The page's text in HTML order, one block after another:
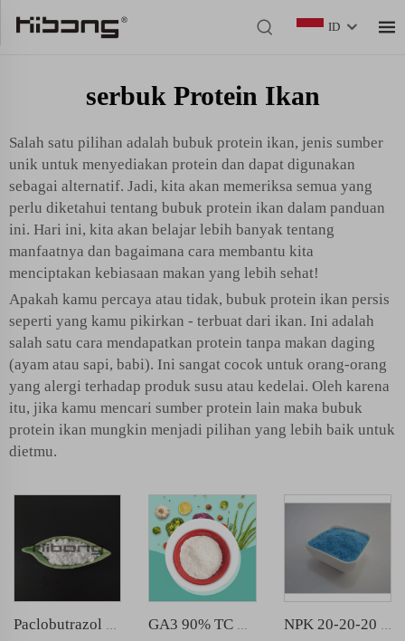
ID
serbuk Protein Ikan
Salah satu pilihan adalah bubuk protein ikan, jenis sumber
unik untuk menyediakan protein dan dapat digunakan
sebagai alternatif. Jadi, kita akan memeriksa semua yang
perlu diketahui tentang bubuk protein ikan dalam panduan
ini. Hari ini, kita akan belajar lebih banyak tentang
manfaatnya dan bagaimana cara membantu kita
menciptakan kebiasaan makan yang lebih sehat!
Apakah kamu percaya atau tidak, bubuk protein ikan persis
seperti yang kamu pikirkan - terbuat dari ikan. Ini adalah
salah satu cara mendapatkan protein tanpa makan daging
(ayam atau sapi, babi). Ini sangat cocok untuk orang-orang
yang alergi terhadap produk susu atau kedelai. Oleh karena
itu, jika kamu mencari sumber protein lain maka bubuk
protein ikan mungkin menjadi pilihan yang lebih baik untuk
dietmu.
Paclobutrazol 15%WP bubuk GA3 90% TC Bubuk NPK 20-20-20 Pupuk Bubuk Larut dalam Air